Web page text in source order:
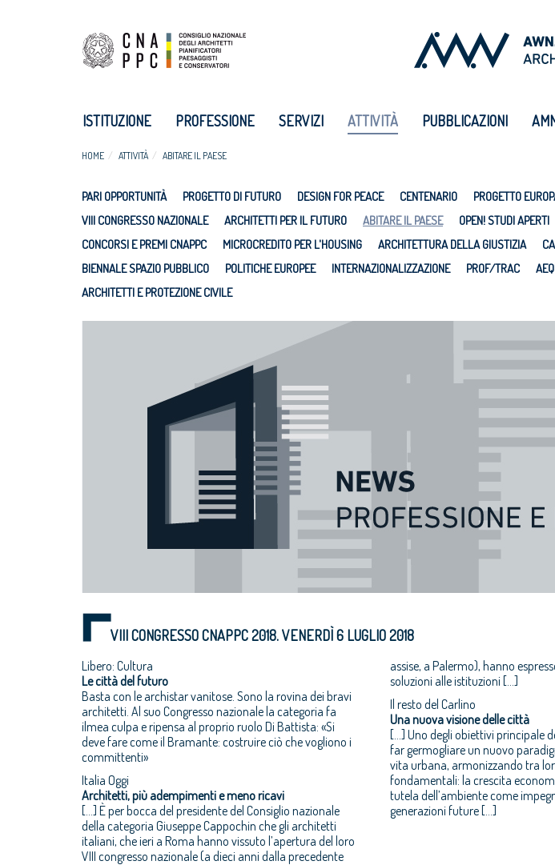
ISTITUZIONE PROFESSIONE SERVIZI ATTIVITÀ PUBBLICAZIONI
HOME ATTIVITÀ ABITARE IL PAESE
PARI OPPORTUNITÀ PROGETTO DI FUTURO DESIGN FOR PEACE CENTENARIO
PROGETTO
VIII CONGRESSO NAZIONALE
ARCHITETTI PER IL FUTURO ABITARE IL PAESE
OPEN! STUDI APERTI
CONCORSI E PREMI CNAPPC
MICROCREDITO PER L'HOUSING ARCHITETTURA DELLA GIUSTIZIA
BIENNALE SPAZIO PUBBLICO
POLITICHE EUROPEE INTERNAZIONALIZZAZIONE PROF/TRAC
ARCHITETTI E PROTEZIONE CIVILE
VIII CONGRESSO CNAPPC 2018. VENERDÌ 6 LUGLIO 2018
Libero: Cultura
Le città del futuro
Basta con le archistar vanitose. Sono la rovina dei bravi
architetti. Al suo Congresso nazionale la categoria fa
ilmea culpa e ripensa al proprio ruolo Di Battista: «Si
deve fare come il Bramante: costruire ciò che vogliono i
committenti»
Italia Oggi
Architetti, più adempimenti e meno ricavi
[…] È per bocca del presidente del Consiglio nazionale
della categoria Giuseppe Cappochin che gli architetti
italiani, che ieri a Roma hanno vissuto l’apertura del loro
VIII congresso nazionale (a dieci anni dalla precedente
assise, a Palermo), hanno
soluzioni alle istituzioni […]
Il resto del Carlino
Una nuova visione delle città
[…] Uno degli obiettivi principale
far germogliare un nuovo
vita urbana, armonizzando tra
fondamentali: la crescita
tutela dell’ambiente come
generazioni future […]